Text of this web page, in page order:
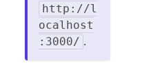
http://l
ocalhost
:3000/ .